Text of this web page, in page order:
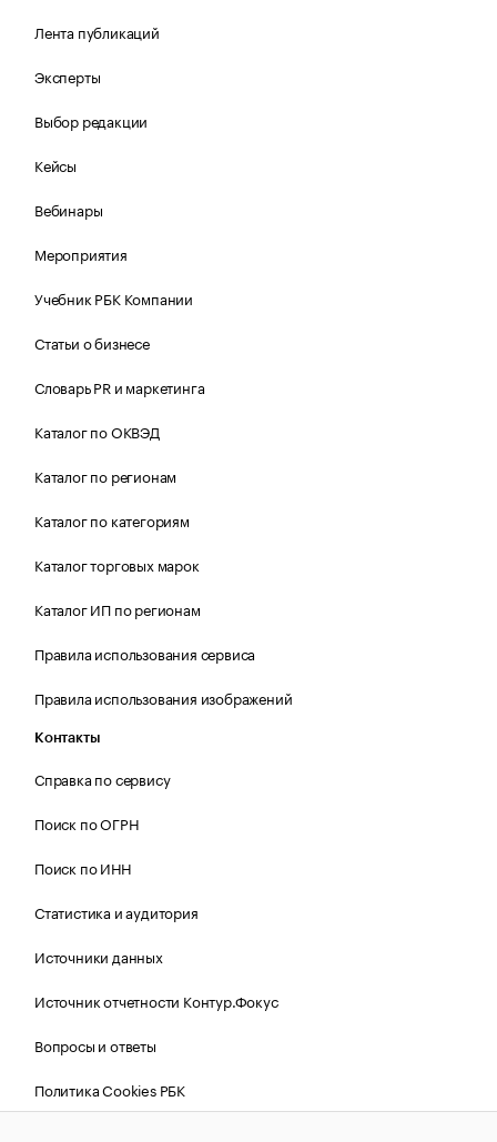
Лента публикаций
Эксперты
Выбор редакции
Кейсы
Вебинары
Мероприятия
Учебник РБК Компании
Статьи о бизнесе
Словарь PR и маркетинга
Каталог по ОКВЭД
Каталог по регионам
Каталог по категориям
Каталог торговых марок
Каталог ИП по регионам
Правила использования сервиса
Правила использования изображений
Контакты
Справка по сервису
Поиск по ОГРН
Поиск по ИНН
Статистика и аудитория
Источники данных
Источник отчетности Контур.Фокус
Вопросы и ответы
Политика Cookies РБК